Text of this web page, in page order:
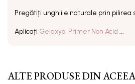
Pregătiți unghiile naturale prin pilirea
Aplicați Gelaxyo Primer Non Acid ...
ALTE PRODUSE DIN